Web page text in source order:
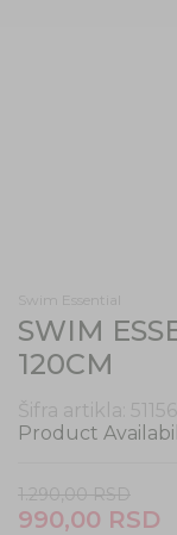
Swim Essential
SWIM
120CM
Šifra artikla:
Product
1.290,00 RSD
990,00 RSD